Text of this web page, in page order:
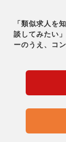
「類似求人を
談してみたい
ーのうえ、コ